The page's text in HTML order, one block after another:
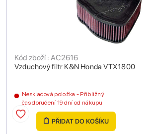
Vzduchový filtr K&N Honda VTX1800
Kód zboží : AC2616
Neskladová položka - Přibližný
čas doručení 19 dní od nákupu
PŘIDAT DO KOŠÍKU